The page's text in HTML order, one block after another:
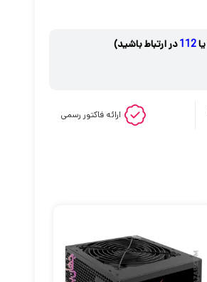
یا112در ارتباط باشید)
ارائه فاکتور رسمی